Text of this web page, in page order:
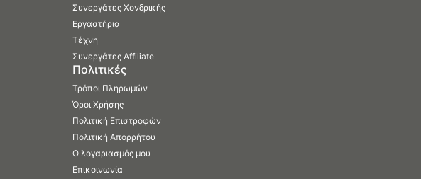
Συνεργάτες Χονδρικής
Εργαστήρια
Τέχνη
Συνεργάτες Affiliate
Πολιτικές
Τρόποι Πληρωμών
Όροι Χρήσης
Πολιτική Επιστροφών
Πολιτική Απορρήτου
Ο λογαριασμός μου
Επικοινωνία